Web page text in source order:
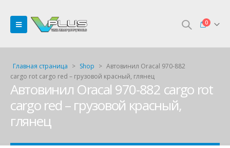
0
Главная страница > Shop > Автовинил Oracal 970-882
cargo rot cargo red – грузовой красный, глянец
Автовинил Oracal 970-882 cargo rot
cargo red – грузовой красный,
глянец